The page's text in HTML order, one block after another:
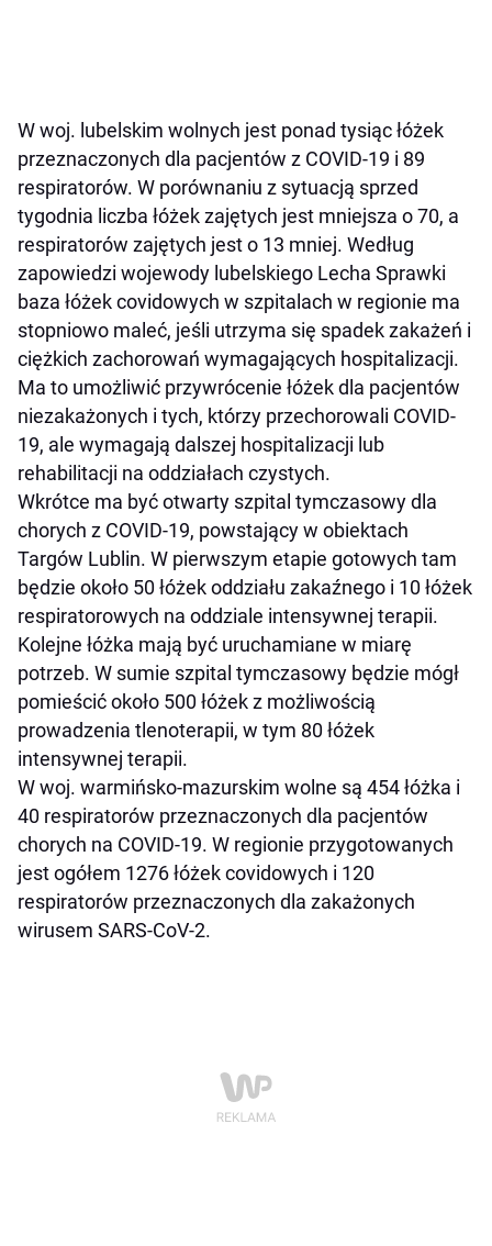
W woj. lubelskim wolnych jest ponad tysiąc łóżek
przeznaczonych dla pacjentów z COVID-19 i 89
respiratorów. W porównaniu z sytuacją sprzed
tygodnia liczba łóżek zajętych jest mniejsza o 70, a
respiratorów zajętych jest o 13 mniej. Według
zapowiedzi wojewody lubelskiego Lecha Sprawki
baza łóżek covidowych w szpitalach w regionie ma
stopniowo maleć, jeśli utrzyma się spadek zakażeń i
ciężkich zachorowań wymagających hospitalizacji.
Ma to umożliwić przywrócenie łóżek dla pacjentów
niezakażonych i tych, którzy przechorowali COVID-
19, ale wymagają dalszej hospitalizacji lub
rehabilitacji na oddziałach czystych.
Wkrótce ma być otwarty szpital tymczasowy dla
chorych z COVID-19, powstający w obiektach
Targów Lublin. W pierwszym etapie gotowych tam
będzie około 50 łóżek oddziału zakaźnego i 10 łóżek
respiratorowych na oddziale intensywnej terapii.
Kolejne łóżka mają być uruchamiane w miarę
potrzeb. W sumie szpital tymczasowy będzie mógł
pomieścić około 500 łóżek z możliwością
prowadzenia tlenoterapii, w tym 80 łóżek
intensywnej terapii.
W woj. warmińsko-mazurskim wolne są 454 łóżka i
40 respiratorów przeznaczonych dla pacjentów
chorych na COVID-19. W regionie przygotowanych
jest ogółem 1276 łóżek covidowych i 120
respiratorów przeznaczonych dla zakażonych
wirusem SARS-CoV-2.